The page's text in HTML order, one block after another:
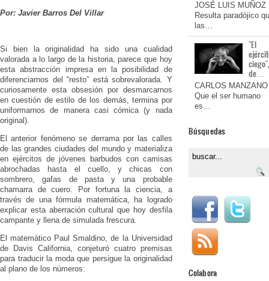
Por: Javier Barros Del Villar
Si bien la originalidad ha sido una cualidad
valorada a lo largo de la historia, parece que hoy
esta abstracción impresa en la posibilidad de
diferenciarnos del “resto” está sobrevalorada. Y
curiosamente esta obsesión por desmarcarnos
en cuestión de estilo de los demás, termina por
uniformarnos de manera casi cómica (y nada
original).
El anterior fenómeno se derrama por las calles
de las grandes ciudades del mundo y materializa
en ejércitos de jóvenes barbudos con camisas
abrochadas hasta el cuello, y chicas con
sombrero, gafas de pasta y una probable
chamarra de cuero. Por fortuna la ciencia, a
través de una fórmula matemática, ha logrado
explicar esta aberración cultural que hoy desfila
campante y llena de simulada frescura.
El matemático Paul Smaldino, de la Universidad
de Davis California, conjeturó cuatro premisas
para traducir la moda que persigue la originalidad
al plano de los números:
JOSÉ LUIS MUÑOZ
Resulta paradójico
las…
"El
de…
CARLOS MANZANO
Que el ser humano
es…
Búsquedas
Colabora